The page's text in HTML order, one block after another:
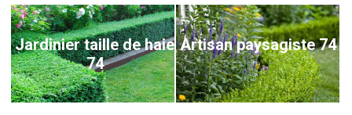
Jardinier taille de haie
74
Artisan paysagiste 74